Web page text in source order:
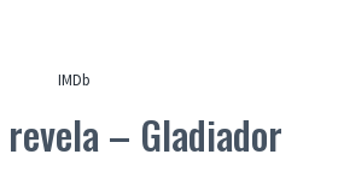
IMDb
– Gladiador